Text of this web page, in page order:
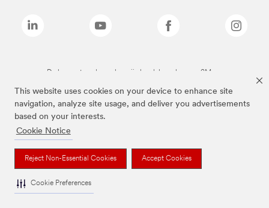
This website uses cookies on your device to enhance site
navigation, analyze site usage, and deliver you advertisements
based on your interests.
Cookie Notice
Reject Non-Essential Cookies Accept Cookies
Cookie Preferences
De bovenstaande merken zijn handelsmerken van 3M.we